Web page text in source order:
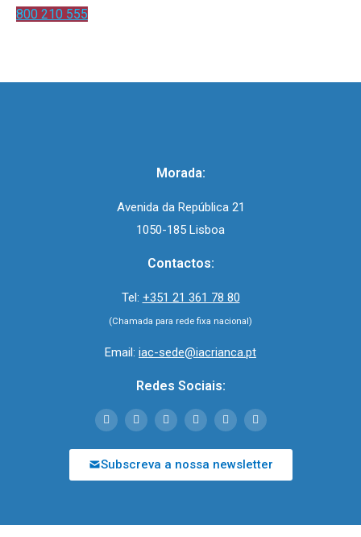
800 210 555
Morada:
Avenida da República 21
1050-185 Lisboa
Contactos:
Tel: +351 21 361 78 80
(Chamada para rede fixa nacional)
Email: iac-sede@iacrianca.pt
Redes Sociais:
Subscreva a nossa newsletter